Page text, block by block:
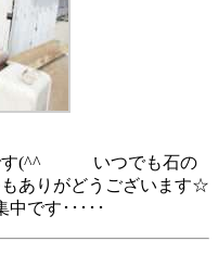
す(^^ゞ いつでも石の
ありがどうございます☆
中です･････